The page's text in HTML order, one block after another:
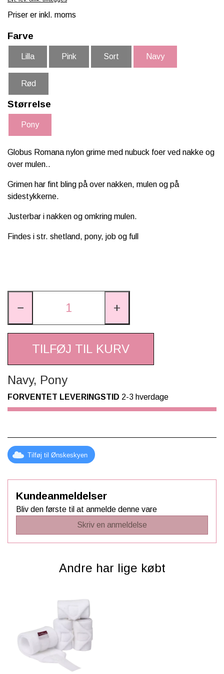
TASKER & PUNGE
Priser er inkl. moms
Farve
Lilla Pink Sort Navy
Rød
Størrelse
Pony
Globus Romana nylon grime med nubuck foer ved nakke og
over mulen..
Grimen har fint bling på over nakken, mulen og på
sidestykkerne.
Justerbar i nakken og omkring mulen.
Findes i str. shetland, pony, job og full
− +
TILFØJ TIL KURV
Navy, Pony
FORVENTET LEVERINGSTID 2-3 hverdage
Tilføj til Ønskeskyen
Kundeanmeldelser
Bliv den første til at anmelde denne vare
Skriv en anmeldelse
Andre har lige købt